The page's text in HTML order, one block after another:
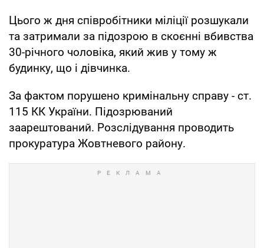
Цього ж дня співробітники міліції розшукали
та затримали за підозрою в скоєнні вбивства
30-річного чоловіка, який жив у тому ж
будинку, що і дівчинка.
За фактом порушено кримінальну справу - ст.
115 КК України. Підозрюваний
заарештований. Розслідування проводить
прокуратура Жовтневого району.